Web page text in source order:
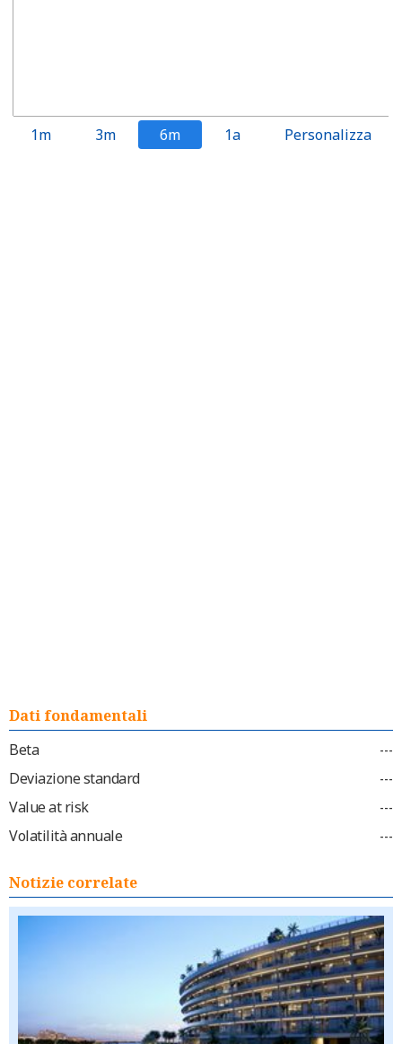
1m 3m 6m 1a Personalizza
Dati fondamentali
Beta
---
Deviazione standard ---
Value at risk ---
Volatilità annuale ---
Notizie correlate